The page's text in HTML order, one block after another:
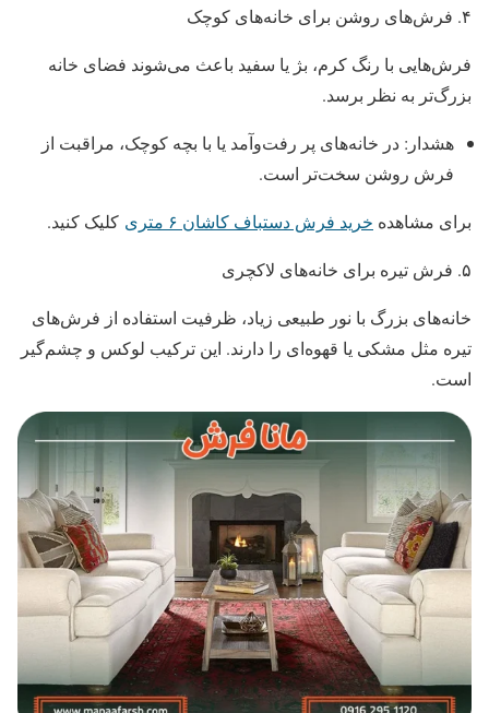
۴. فرش‌های روشن برای خانه‌های کوچک
فرش‌هایی با رنگ کرم، بژ یا سفید باعث می‌شوند فضای خانه
بزرگ‌تر به نظر برسد.
هشدار: در خانه‌های پر رفت‌وآمد یا با بچه کوچک، مراقبت از
فرش روشن سخت‌تر است.
برای مشاهده خرید فرش دستباف کاشان ۶ متری کلیک کنید.
۵. فرش تیره برای خانه‌های لاکچری
خانه‌های بزرگ با نور طبیعی زیاد، ظرفیت استفاده از فرش‌های
تیره مثل مشکی یا قهوه‌ای را دارند. این ترکیب لوکس و چشم‌گیر
است.